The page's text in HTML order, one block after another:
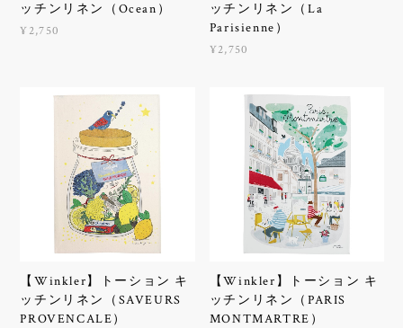
ッチンリネン（Ocean）
¥2,750
ッチンリネン（La
Parisienne）
¥2,750
【Winkler】トーション キ
ッチンリネン（SAVEURS
PROVENCALE）
【Winkler】トーション キ
ッチンリネン（PARIS
MONTMARTRE）